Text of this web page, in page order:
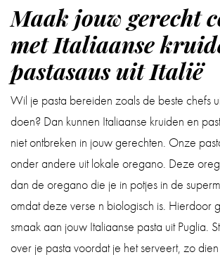
Maak jouw gerecht
met Italiaanse
pastasaus uit Italië
Wil je pasta bereiden zoals de beste chefs
doen? Dan kunnen Italiaanse kruiden en
niet ontbreken in jouw gerechten. Onze
onder andere uit lokale oregano. Deze
dan de oregano die je in potjes in de
omdat deze verse n biologisch is. Hierdoor
smaak aan jouw Italiaanse pasta uit Puglia.
over je pasta voordat je het serveert, zo